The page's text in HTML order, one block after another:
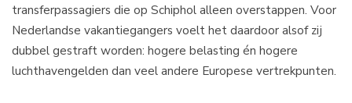
transferpassagiers die op Schiphol alleen overstappen. Voor
Nederlandse vakantiegangers voelt het daardoor alsof zij
dubbel gestraft worden: hogere belasting én hogere
luchthavengelden dan veel andere Europese vertrekpunten.​